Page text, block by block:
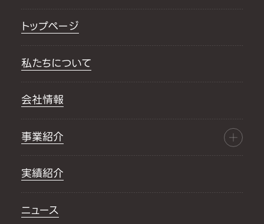
トップページ
私たちについて
会社情報
事業紹介
実績紹介
ニュース